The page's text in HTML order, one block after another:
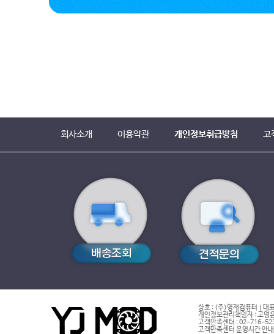
회사소개 이용약관 개인정보취급방침 고
상호 : (주)영재컴퓨터 | 대
개인정보관리책임자 : 고영
고객만족센터 : 02-716-
고객만족센터 운영시간 안